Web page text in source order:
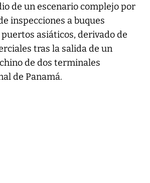
de un escenario complejo por
inspecciones a buques
asiáticos, derivado de
tras la salida de un
de dos terminales
de Panamá.